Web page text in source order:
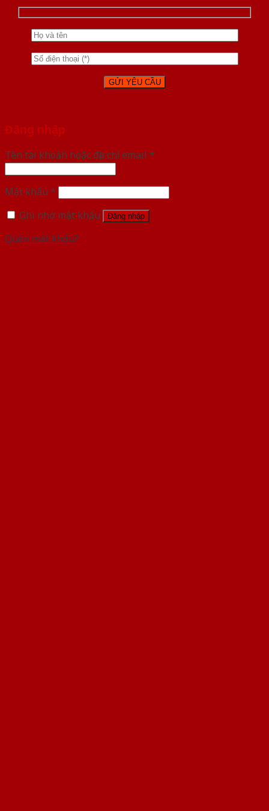
Đăng nhập
Tên tài khoản hoặc địa chỉ email *
Mật khẩu *
Ghi nhớ mật khẩu
Đăng nhập
Quên mật khẩu?